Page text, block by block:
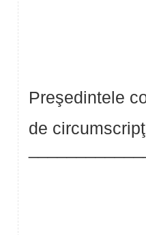
Preşedintele
de